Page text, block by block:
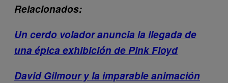
Relacionados:
Un cerdo volador anuncia la llegada de
una épica exhibición de Pink Floyd
David Gilmour y la imparable animación